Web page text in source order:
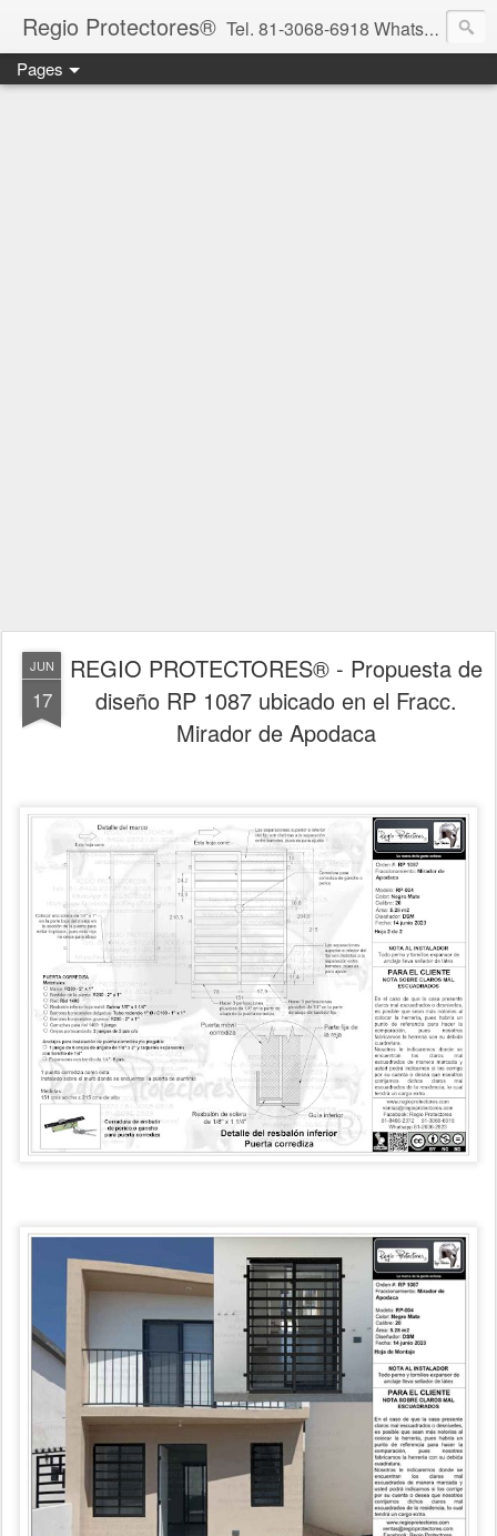
Regio Protectores® Tel. 81-3068-6918 WhatsApp 81-2636-2823 / 33-1145-3780 cotizacionregioprotectores@gmail.com / regioprotectores@gmail.com https://www.facebook.com/RegioProtectores/
Pages
JUN
17
REGIO PROTECTORES® - Propuesta de
diseño RP 1087 ubicado en el Fracc.
Mirador de Apodaca